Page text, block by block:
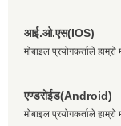
आई.ओ.एस(IOS)
मोबाइल प्रयोगकर्ताले
एण्डरोईड(Android)
मोबाइल प्रयोगकर्ताले